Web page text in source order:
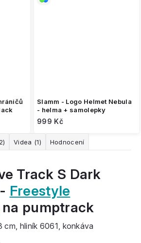
Slamm - Logo Helmet Nebula
- helma + samolepky
999 Kč
Videa (1) Hodnocení
Track S Dark
Freestyle
na pumptrack
cm, hliník 6061, konkáva